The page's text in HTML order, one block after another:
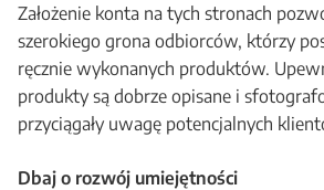
Założenie konta na tych stronach
szerokiego grona odbiorców, którzy
ręcznie wykonanych produktów.
produkty są dobrze opisane i
przyciągały uwagę potencjalnych
Dbaj o rozwój umiejętności